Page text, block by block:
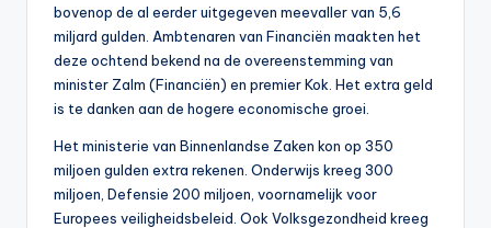
bovenop de al eerder uitgegeven meevaller van 5,6
miljard gulden. Ambtenaren van Financiën maakten het
deze ochtend bekend na de overeenstemming van
minister Zalm (Financiën) en premier Kok. Het extra geld
is te danken aan de hogere economische groei.
Het ministerie van Binnenlandse Zaken kon op 350
miljoen gulden extra rekenen. Onderwijs kreeg 300
miljoen, Defensie 200 miljoen, voornamelijk voor
Europees veiligheidsbeleid. Ook Volksgezondheid kreeg